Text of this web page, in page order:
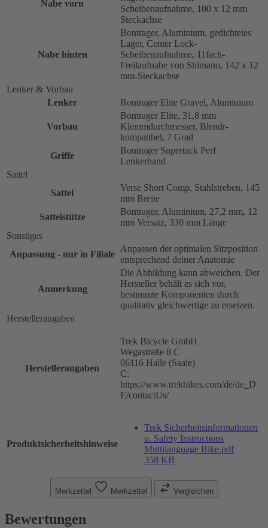
Nabe vorn
Scheibenaufnahme, 100 x 12 mm
Steckachse
Nabe hinten
Bontrager, Aluminium, gedichtetes
Lager, Center Lock-
Scheibenaufnahme, 11fach-
Freilaufnabe von Shimano, 142 x 12
mm-Steckachse
Lenker & Vorbau
Lenker
Bontrager Elite Gravel, Aluminium
Vorbau
Bontrager Elite, 31,8 mm
Klemmdurchmesser, Blendr-
kompatibel, 7 Grad
Griffe
Bontrager Supertack Perf
Lenkerband
Sattel
Sattel
Verse Short Comp, Stahlstreben, 145
mm Breite
Sattelstütze
Bontrager, Aluminium, 27,2 mm, 12
mm Versatz, 330 mm Länge
Sonstiges
Anpassung - nur in Filiale
Anpassen der optimalen Sitzposition
entsprechend deiner Anatomie
Anmerkung
Die Abbildung kann abweichen. Der
Hersteller behält es sich vor,
bestimmte Komponenten durch
qualitativ gleichwertige zu ersetzen.
Herstellerangaben
Herstellerangaben
Trek Bicycle GmbH
Wegastraße 8 C
06116 Halle (Saale)
C:
https://www.trekbikes.com/de/de_D
E/contactUs/
Produktsicherheitshinweise
Trek Sicherheitsinformationen
u. Safety Instructions
Multilanguage Bike.pdf
358 KB
Merkzettel Merkzettel Vergleichen
Bewertungen